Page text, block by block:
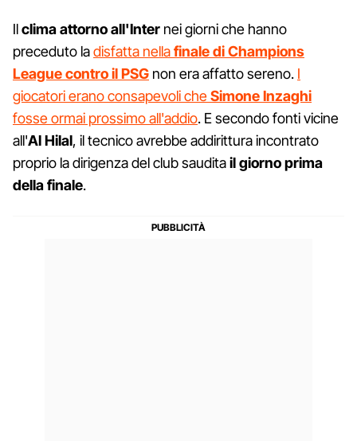
Ilclima attorno all'Inter nei giorni che hanno
preceduto ladisfatta nellafinale di Champions
League contro il PSG non era affatto sereno. I
giocatori erano consapevoli cheSimone Inzaghi
fosse ormai prossimo all'addio. E secondo fonti vicine
all'Al Hilal, il tecnico avrebbe addirittura incontrato
proprio la dirigenza del club sauditail giorno prima
della finale.